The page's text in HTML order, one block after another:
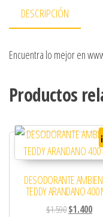
DESCRIPCIÓN
Encuentra lo mejor en
Productos
DESODORANTE
TEDDY ARANDANO 400
$1.590El precio
$1.400El